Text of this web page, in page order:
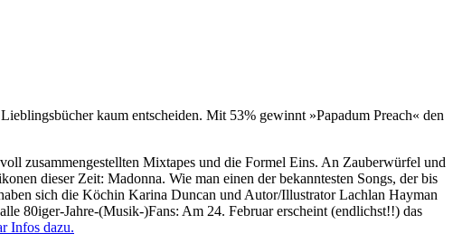
kaum entscheiden. Mit 53% gewinnt »Papadum Preach« den
zusammengestellten Mixtapes und die Formel Eins. An Zauberwürfel und
dieser Zeit: Madonna. Wie man einen der bekanntesten Songs, der bis
sich die Köchin Karina Duncan und Autor/Illustrator Lachlan Hayman
80iger-Jahre-(Musik-)Fans: Am 24. Februar erscheint (endlichst!!) das
Infos dazu.